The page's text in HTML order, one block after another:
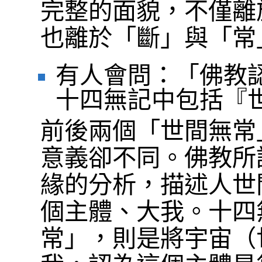
完整的面貌，不僅
也離於「斷」與「
有人會問：「佛教
十四無記中包括『
前後兩個「世間無
意義卻不同。佛教
緣的分析，描述人
個主體、大我。十
常」，則是將宇宙